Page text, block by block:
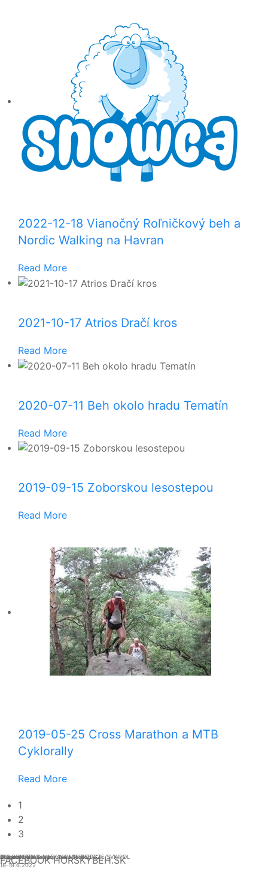
2022-12-18 Vianočný Roľničkový beh a
Nordic Walking na Havran
Read More
2021-10-17 Atrios Dračí kros
Read More
2020-07-11 Beh okolo hradu Tematín
Read More
2019-09-15 Zoborskou lesostepou
Read More
2019-05-25 Cross Marathon a MTB
Cyklorally
Read More
1
2
3
Atrios KIDS - Dragon trails 18.6.2022
Dragon trails
18-19.6.2022
GOLDEN TRAIL NATIONAL SERIES CZE/SVK/POL
Zoborskou lesostepou s Mitickou
FACEBOOK HORSKYBEH.SK